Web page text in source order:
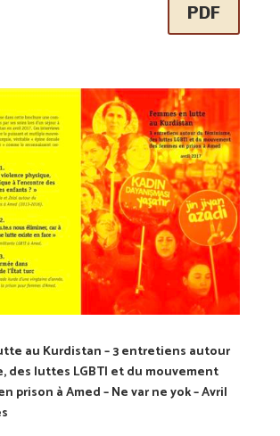
PDF
au Kurdistan – 3 entretiens autour
des luttes LGBTI et du mouvement
prison à Amed – Ne var ne yok – Avril